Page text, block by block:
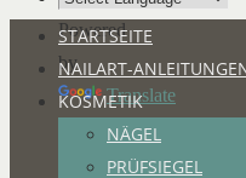
Powered
by
Translate
Zum
Inhalt
springen
STARTSEITE
NAILART-
KOSMETIK
NÄGEL
PRÜFSIEGEL